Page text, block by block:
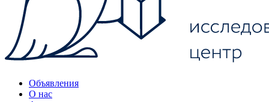
Объявления
О нас